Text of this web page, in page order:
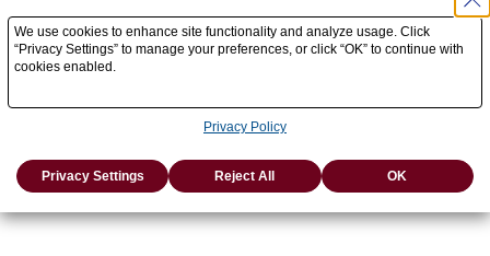
We use cookies to enhance site functionality and analyze usage. Click
“Privacy Settings” to manage your preferences, or click “OK” to continue with
cookies enabled.
Privacy Policy
Privacy Settings Reject All OK